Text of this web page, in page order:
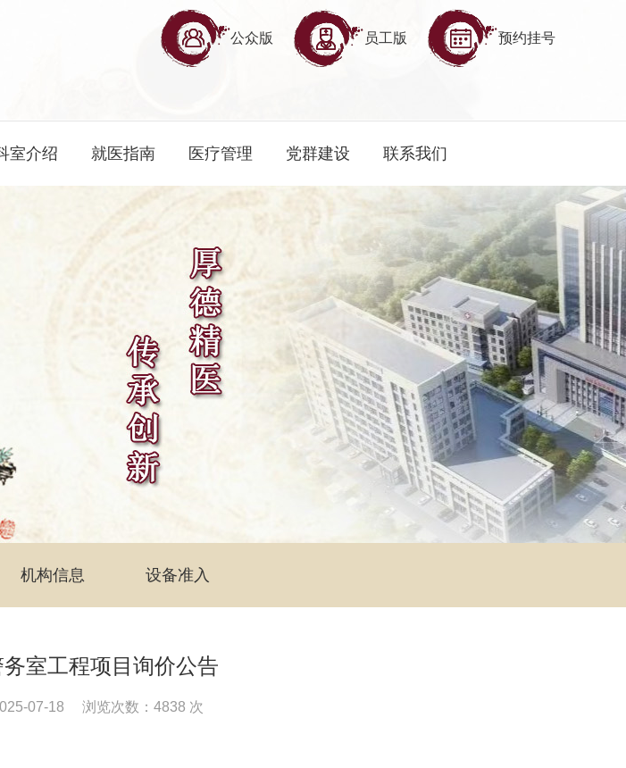
公众版 员工版 预约挂号
室介绍 就医指南 医疗管理 党群建设 联系我们
机构信息 设备准入
室工程项目询价公告
07-18 浏览次数：4838 次